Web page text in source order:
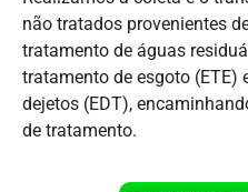
não tratados provenientes
tratamento de águas
tratamento de esgoto (ETE)
dejetos (EDT),
de tratamento.